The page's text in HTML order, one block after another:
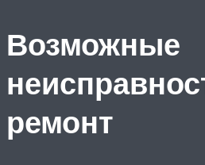
Возможные
ремонт